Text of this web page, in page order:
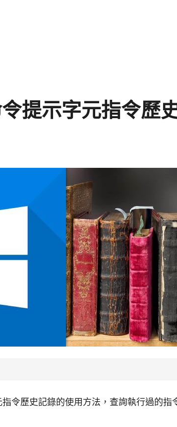
提示字元指令歷
令歷史記錄的使用方法，查詢執行過的指